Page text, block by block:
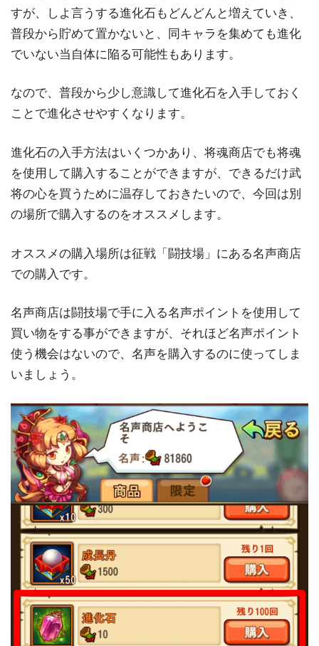
すが、しよ言うする進化石もどんどんと増えていき、
普段から貯めて置かないと、同キャラを集めても進化
でいない当自体に陥る可能性もあります。
なので、普段から少し意識して進化石を入手しておく
ことで進化させやすくなります。
進化石の入手方法はいくつかあり、将魂商店でも将魂
を使用して購入することができますが、できるだけ武
将の心を買うために温存しておきたいので、今回は別
の場所で購入するのをオススメします。
オススメの購入場所は征戦「闘技場」にある名声商店
での購入です。
名声商店は闘技場で手に入る名声ポイントを使用して
買い物をする事ができますが、それほど名声ポイント
使う機会はないので、名声を購入するのに使ってしま
いましょう。